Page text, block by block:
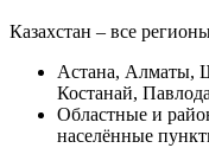
Казахстан – все
Астана, Алматы,
Костанай,
Областные и
населённые